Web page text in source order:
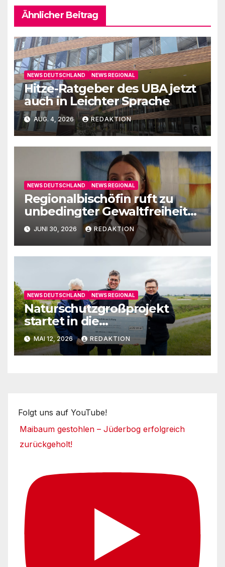
Ähnlicher Beitrag
NEWS DEUTSCHLAND NEWS REGIONAL
Hitze-Ratgeber des UBA jetzt
auch in Leichter Sprache
AUG. 4, 2026 REDAKTION
NEWS DEUTSCHLAND NEWS REGIONAL
Regionalbischöfin ruft zu
unbedingter Gewaltfreiheit
aufJUNI 30, 2026 REDAKTION
NEWS DEUTSCHLAND NEWS REGIONAL
Naturschutzgroßprojekt
startet in die
Umsetzungsphase
MAI 12, 2026 REDAKTION
Folgt uns auf YouTube!
Maibaum gestohlen – Jüderbog erfolgreich
zurückgeholt!